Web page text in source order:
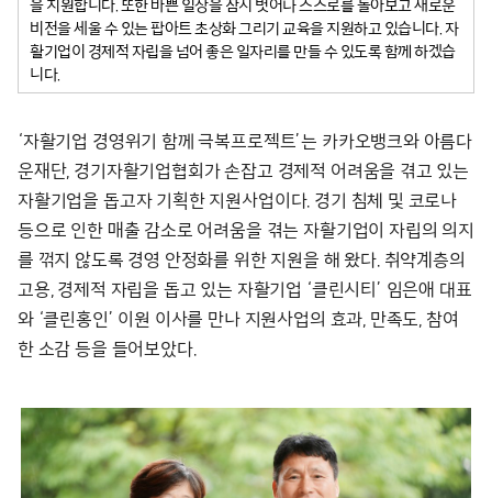
을 지원합니다. 또한 바쁜 일상을 잠시 벗어나 스스로를 돌아보고 새로운
비전을 세울 수 있는 팝아트 초상화 그리기 교육을 지원하고 있습니다. 자
활기업이 경제적 자립을 넘어 좋은 일자리를 만들 수 있도록 함께 하겠습
니다.
‘자활기업 경영위기 함께 극복프로젝트’는 카카오뱅크와 아름다
운재단, 경기자활기업협회가 손잡고 경제적 어려움을 겪고 있는
자활기업을 돕고자 기획한 지원사업이다. 경기 침체 및 코로나
등으로 인한 매출 감소로 어려움을 겪는 자활기업이 자립의 의지
를 꺾지 않도록 경영 안정화를 위한 지원을 해 왔다. 취약계층의
고용, 경제적 자립을 돕고 있는 자활기업 ‘클린시티’ 임은애 대표
와 ‘클린홍인’ 이원 이사를 만나 지원사업의 효과, 만족도, 참여
한 소감 등을 들어보았다.